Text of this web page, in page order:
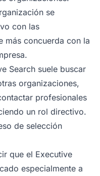
se
con las
más concuerda con la
Search suele buscar
organizaciones,
profesionales
un rol directivo.
de selección
que el Executive
especialmente a